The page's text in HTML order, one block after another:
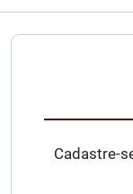
Cadastre-